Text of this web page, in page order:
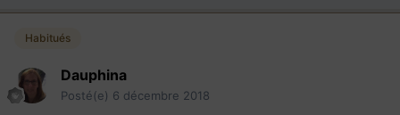
Habitués
Dauphina
Posté(e) 6 décembre 2018